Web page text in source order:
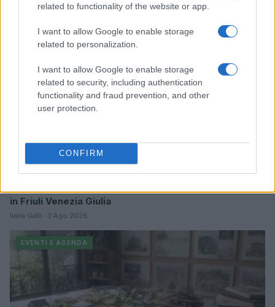
related to functionality of the website or app.
I want to allow Google to enable storage
related to personalization.
I want to allow Google to enable storage
related to security, including authentication
functionality and fraud prevention, and other
user protection.
CONFIRM
Cantina Rauscedo celebra 75 anni di storia vitivinicola
in Friuli Venezia Giulia
Ilaria Galli · 3 Ago 2026
EVENTI E AGENDA